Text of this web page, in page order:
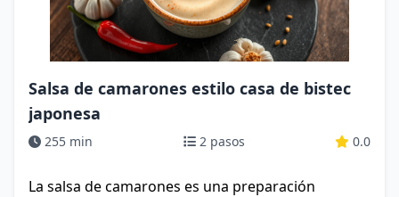
Salsa de camarones estilo casa de bistec
japonesa
255 min 2 pasos 0.0
La salsa de camarones es una preparación